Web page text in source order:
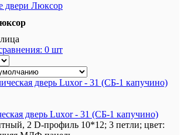
двери Люксор
0 шт
дверь Luxor - 31 (СБ-1 капучино)
2 D-профиль 10*12; 3 петли; цвет: